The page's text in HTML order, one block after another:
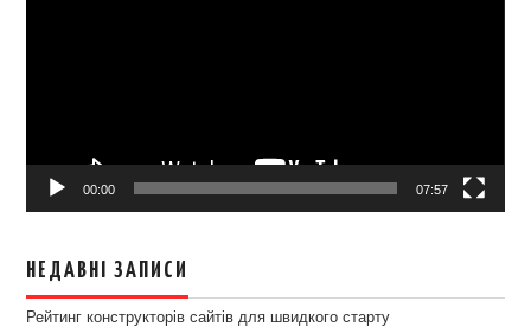
00:00 07:57
НЕДАВНІ ЗАПИСИ
Рейтинг конструкторів сайтів для швидкого старту